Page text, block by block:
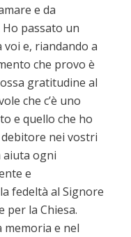
e da
Ho passato un
e, riandando a
che provo è
gratitudine al
che c’è uno
e quello che ho
nei vostri
aiuta ogni
e
fedeltà al Signore
per la Chiesa.
memoria e nel